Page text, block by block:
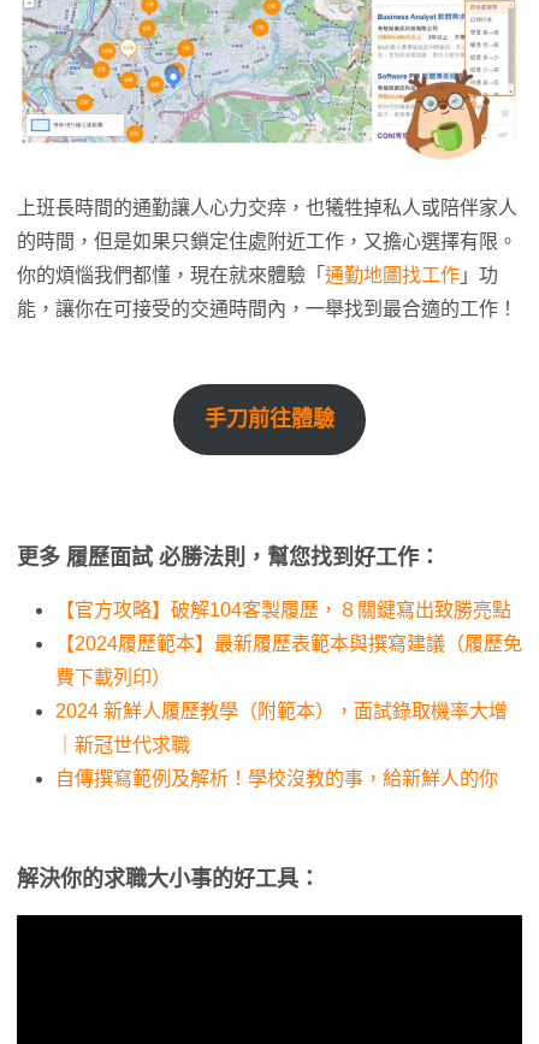
上班長時間的通勤讓人心力交瘁，也犧牲掉私人或陪伴家人
的時間，但是如果只鎖定住處附近工作，又擔心選擇有限。
你的煩惱我們都懂，現在就來體驗「 通勤地圖找工作 」功
能，讓你在可接受的交通時間內，一舉找到最合適的工作！
手刀前往體驗
更多 履歷面試 必勝法則，幫您找到好工作：
【官方攻略】破解104客製履歷，８關鍵寫出致勝亮點
【2024履歷範本】最新履歷表範本與撰寫建議（履歷免
費下載列印）
2024 新鮮人履歷教學（附範本），面試錄取機率大增
｜新冠世代求職
自傳撰寫範例及解析！學校沒教的事，給新鮮人的你
解決你的求職大小事的好工具：